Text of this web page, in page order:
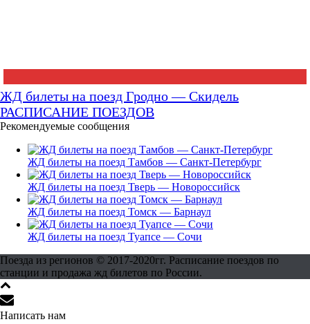
ЖД билеты на поезд Гродно — Скидель
РАСПИСАНИЕ ПОЕЗДОВ
Рекомендуемые сообщения
ЖД билеты на поезд Тамбов — Санкт-Петербург
ЖД билеты на поезд Тверь — Новороссийск
ЖД билеты на поезд Томск — Барнаул
ЖД билеты на поезд Туапсе — Сочи
Поезда из регионов © 2017-2020гг. Расписание поездов по
станции и продажа жд билетов по России.
Написать нам